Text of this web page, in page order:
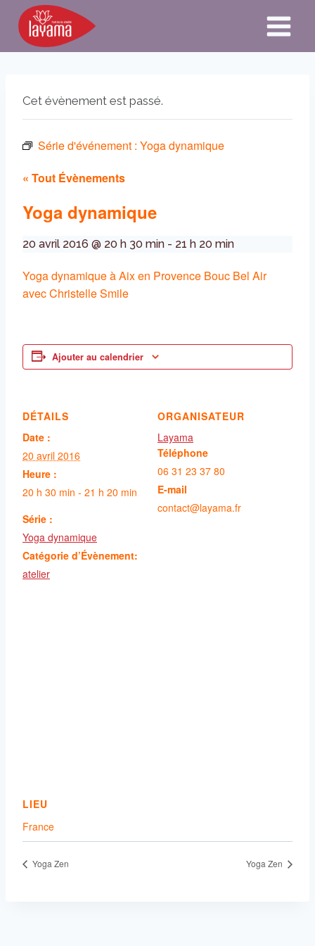
Aller
contenu
Cet évènement est passé.
Série d'événement : Yoga dynamique
« Tout Évènements
Yoga dynamique
20 avril 2016 @ 20 h 30 min - 21 h 20 min
Yoga dynamique à Aix en Provence Bouc Bel Air
avec Christelle Smile
Ajouter au calendrier
DÉTAILS
Date :
20 avril 2016
Heure :
20 h 30 min - 21 h 20 min
Série :
Yoga dynamique
Catégorie d’Évènement:
atelier
ORGANISATEUR
Layama
Téléphone
06 31 23 37 80
E-mail
contact@layama.fr
LIEU
France
Yoga Zen Yoga Zen